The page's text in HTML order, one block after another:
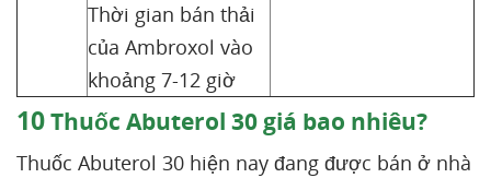
Thời gian bán thải
của Ambroxol vào
khoảng 7-12 giờ
10Thuốc Abuterol 30 giá bao nhiêu?
Thuốc Abuterol 30 hiện nay đang được bán ở nhà